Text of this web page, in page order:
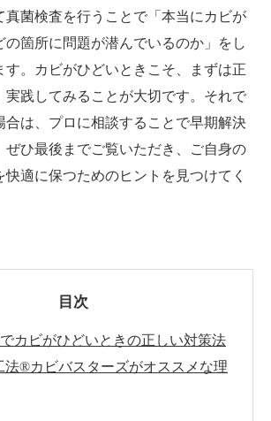
真菌検査を行うことで「本当にカビが
の箇所に問題が潜んでいるのか」をし
す。カビがひどいときこそ、まずは正
実践してみることが大切です。それで
合は、プロに相談することで早期解決
ぜひ最後までご覧いただき、ご自身の
快適に保つためのヒントを見つけてく
目次
カビがひどいときの正しい対策法
法®カビバスターズがオススメな理